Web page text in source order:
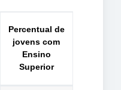
Percentual de
jovens com
Ensino
Superior